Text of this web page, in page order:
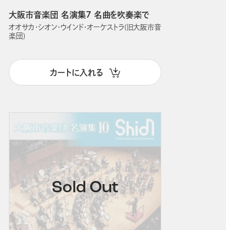
大阪市音楽団 名演集7 名曲を吹奏楽で
オオサカ・シオン・ウインド・オーケストラ(旧大阪市音
楽団)
カートに入れる